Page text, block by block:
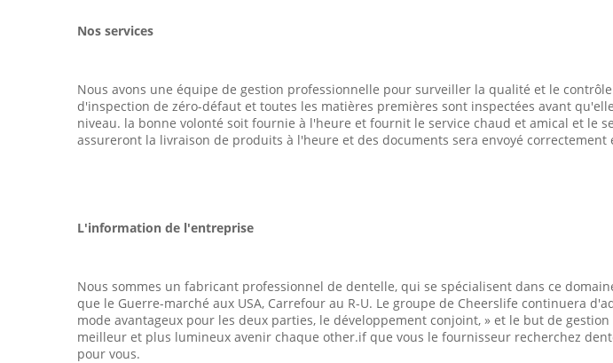
Nos services
Nous avons une équipe de gestion professionnelle pour surveiller la qualité et le
d'inspection de zéro-défaut et toutes les matières premières sont inspectées avant
niveau. la bonne volonté soit fournie à l'heure et fournit le service chaud et amical et le
assureront la livraison de produits à l'heure et des documents sera envoyé
L'information de l'entreprise
Nous sommes un fabricant professionnel de dentelle, qui se spécialisent dans ce
que le Guerre-marché aux USA, Carrefour au R-U. Le groupe de Cheerslife continuera
mode avantageux pour les deux parties, le développement conjoint, » et le but de
meilleur et plus lumineux avenir chaque other.if que vous le fournisseur recherchez
pour vous.